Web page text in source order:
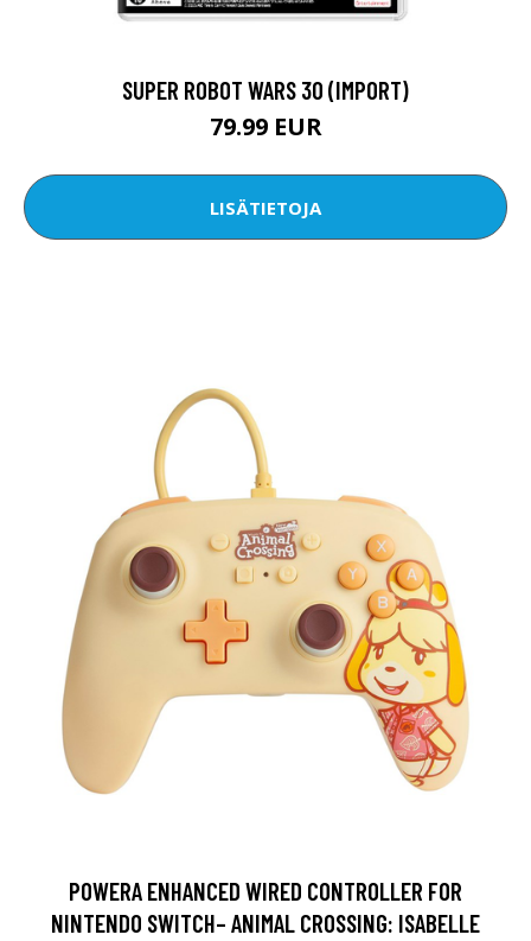
SUPER ROBOT WARS 30 (IMPORT)
79.99 EUR
LISÄTIETOJA
POWERA ENHANCED WIRED CONTROLLER FOR
NINTENDO SWITCH– ANIMAL CROSSING: ISABELLE